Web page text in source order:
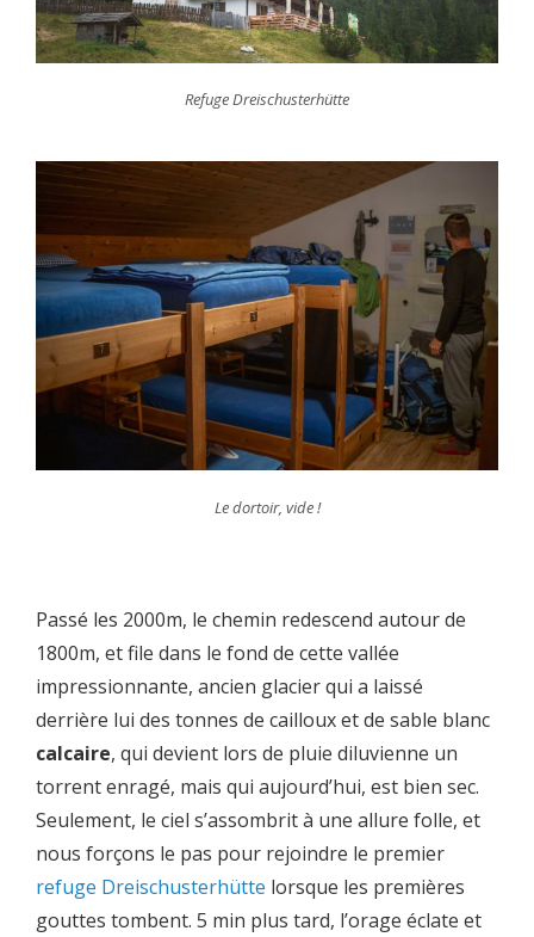
Refuge Dreischusterhütte
Le dortoir, vide !
Passé les 2000m, le chemin redescend autour de
1800m, et file dans le fond de cette vallée
impressionnante, ancien glacier qui a laissé
derrière lui des tonnes de cailloux et de sable blanc
calcaire, qui devient lors de pluie diluvienne un
torrent enragé, mais qui aujourd’hui, est bien sec.
Seulement, le ciel s’assombrit à une allure folle, et
nous forçons le pas pour rejoindre le premier
refuge Dreischusterhütte lorsque les premières
gouttes tombent. 5 min plus tard, l’orage éclate et